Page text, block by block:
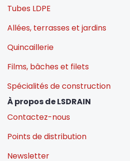
Tubes LDPE
Allées, terrasses et jardins
Quincaillerie
Films, bâches et filets
Spécialités de construction
À propos de LSDRAIN
Contactez-nous
Points de distribution
Newsletter